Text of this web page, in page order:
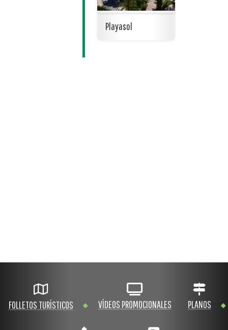
Playasol
FOLLETOS TURÍSTICOS VÍDEOS PROMOCIONALES PLANOS